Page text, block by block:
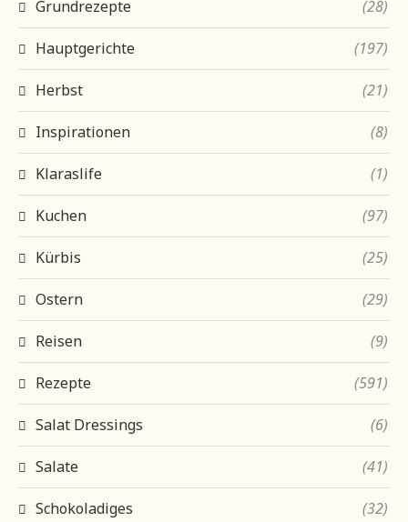
Grundrezepte (28)
Hauptgerichte (197)
Herbst (21)
Inspirationen (8)
Klaraslife (1)
Kuchen (97)
Kürbis (25)
Ostern (29)
Reisen (9)
Rezepte (591)
Salat Dressings (6)
Salate (41)
Schokoladiges (32)